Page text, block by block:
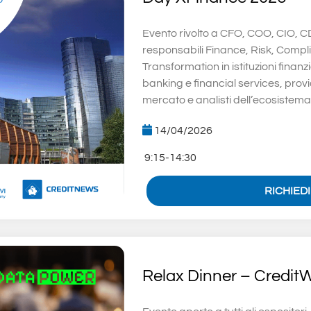
Evento rivolto a CFO, COO, CIO,
responsabili Finance, Risk,
Transformation in istituzioni
banking e financial services,
mercato e analisti
14/04/2026
9:15-14:30
Relax Dinner –